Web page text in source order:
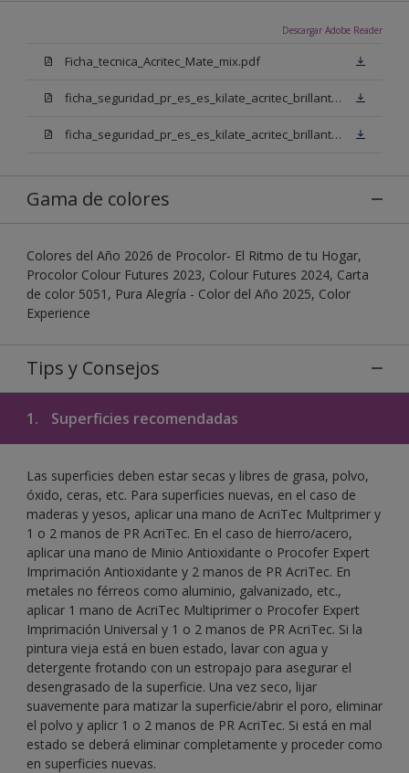
Descargar Adobe Reader
Ficha_tecnica_Acritec_Mate_mix.pdf
ficha_seguridad_pr_es_es_kilate_acritec_brillante_mix_bb.pdf
ficha_seguridad_pr_es_es_kilate_acritec_brillante_mix_bn.pdf
Gama de colores
Colores del Año 2026 de Procolor- El Ritmo de tu Hogar,
Procolor Colour Futures 2023, Colour Futures 2024, Carta
de color 5051, Pura Alegría - Color del Año 2025, Color
Experience
Tips y Consejos
1. Superficies recomendadas
Las superficies deben estar secas y libres de grasa, polvo,
óxido, ceras, etc. Para superficies nuevas, en el caso de
maderas y yesos, aplicar una mano de AcriTec Multprimer y
1 o 2 manos de PR AcriTec. En el caso de hierro/acero,
aplicar una mano de Minio Antioxidante o Procofer Expert
Imprimación Antioxidante y 2 manos de PR AcriTec. En
metales no férreos como aluminio, galvanizado, etc.,
aplicar 1 mano de AcriTec Multiprimer o Procofer Expert
Imprimación Universal y 1 o 2 manos de PR AcriTec. Si la
pintura vieja está en buen estado, lavar con agua y
detergente frotando con un estropajo para asegurar el
desengrasado de la superficie. Una vez seco, lijar
suavemente para matizar la superficie/abrir el poro, eliminar
el polvo y aplicr 1 o 2 manos de PR AcriTec. Si está en mal
estado se deberá eliminar completamente y proceder como
en superficies nuevas.